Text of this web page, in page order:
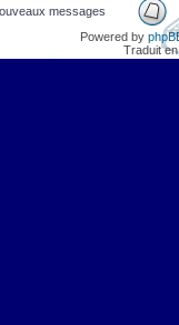
messages
Powered by
Traduit